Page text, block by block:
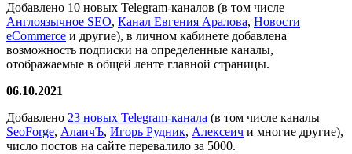
Добавлено 10 новых Telegram-каналов (в том числе
Англоязычное SEO, Канал Евгения Аралова, Новости
eCommerce и другие), в личном кабинете добавлена
возможность подписки на определенные каналы,
отображаемые в общей ленте главной страницы.
06.10.2021
Добавлено 23 новых Telegram-канала (в том числе каналы
SeoForge, АлаичЪ, Игорь Рудник, Алексеич и многие другие),
число постов на сайте перевалило за 5000.